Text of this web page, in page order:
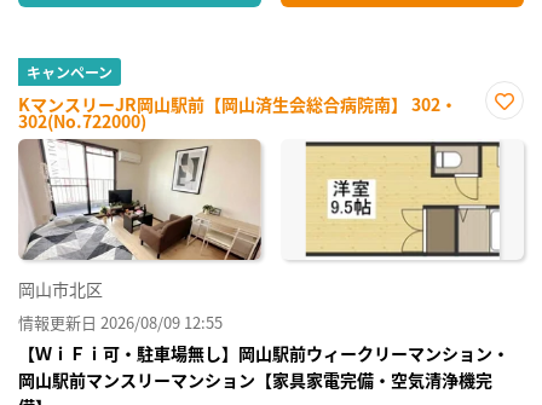
キャンペーン
KマンスリーJR岡山駅前【岡山済生会総合病院南】 302・
302(No.722000)
に入
り登
岡山市北区
情報更新日 2026/08/09 12:55
【ＷｉＦｉ可・駐車場無し】岡山駅前ウィークリーマンション・
岡山駅前マンスリーマンション【家具家電完備・空気清浄機完